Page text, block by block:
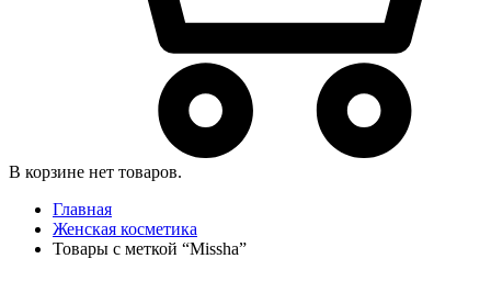
В корзине нет товаров.
Главная
Женская косметика
Товары с меткой “Missha”